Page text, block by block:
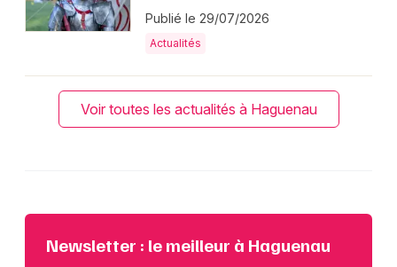
Publié le 29/07/2026
Actualités
Voir toutes les actualités à Haguenau
Newsletter : le meilleur à Haguenau